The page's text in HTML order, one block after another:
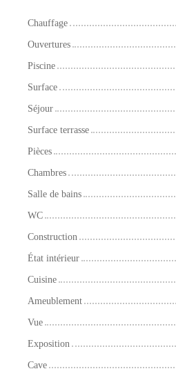
Chauffage
Ouvertures
Piscine
Surface
Séjour
Surface terrasse
Pièces
Chambres
Salle de bains
WC
Construction
État intérieur
Cuisine
Ameublement
Vue
Exposition
Cave